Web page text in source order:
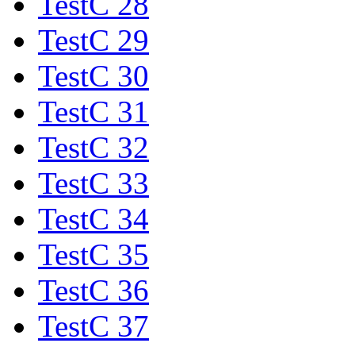
TestC 29
TestC 30
TestC 31
TestC 32
TestC 33
TestC 34
TestC 35
TestC 36
TestC 37